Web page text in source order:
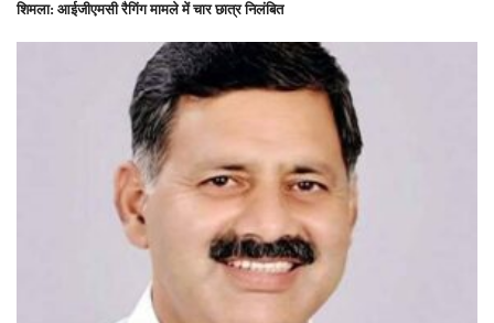
शिमला: आईजीएमसी रैगिंग मामले में चार छात्र निलंबित